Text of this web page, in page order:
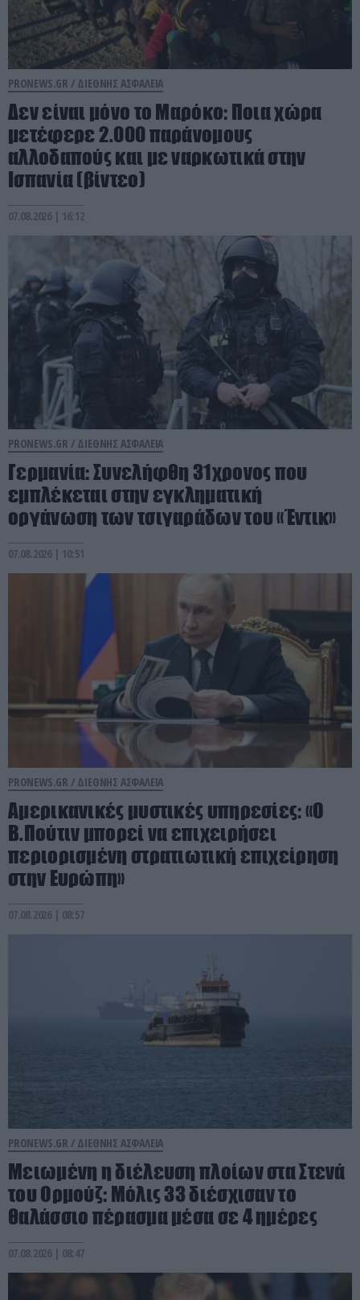
PRONEWS.GR / ΔΙΕΘΝΗΣ ΑΣΦΑΛΕΙΑ
Δεν είναι μόνο το Μαρόκο: Ποια χώρα
μετέφερε 2.000 παράνομους
αλλοδαπούς και με ναρκωτικά στην
Ισπανία (βίντεο)
07.08.2026 | 16:12
PRONEWS.GR / ΔΙΕΘΝΗΣ ΑΣΦΑΛΕΙΑ
Γερμανία: Συνελήφθη 31χρονος που
εμπλέκεται στην εγκληματική
οργάνωση των τσιγαράδων του «Έντικ»
07.08.2026 | 10:51
PRONEWS.GR / ΔΙΕΘΝΗΣ ΑΣΦΑΛΕΙΑ
Αμερικανικές μυστικές υπηρεσίες: «Ο
Β.Πούτιν μπορεί να επιχειρήσει
περιορισμένη στρατιωτική επιχείρηση
στην Ευρώπη»
07.08.2026 | 08:57
PRONEWS.GR / ΔΙΕΘΝΗΣ ΑΣΦΑΛΕΙΑ
Μειωμένη η διέλευση πλοίων στα Στενά
του Ορμούζ: Μόλις 33 διέσχισαν το
θαλάσσιο πέρασμα μέσα σε 4 ημέρες
07.08.2026 | 08:47